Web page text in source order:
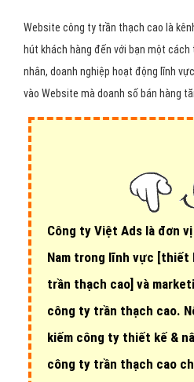
Website công ty trần thạch cao là
hút khách hàng đến với bạn một
nhân, doanh nghiệp hoạt động lĩnh
vào Website mà doanh số bán hàng
Công ty Việt Ads là đơn
Nam trong lĩnh vực [thiết
trần thạch cao] và
công ty trần thạch cao.
kiếm công ty thiết kế &
công ty trần thạch cao